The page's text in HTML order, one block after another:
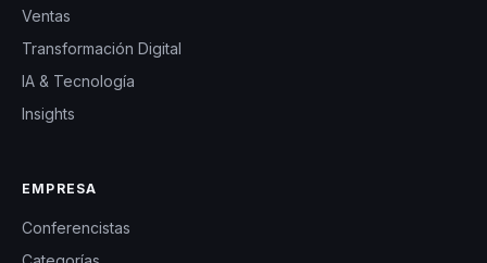
Ventas
Transformación Digital
IA & Tecnología
Insights
EMPRESA
Conferencistas